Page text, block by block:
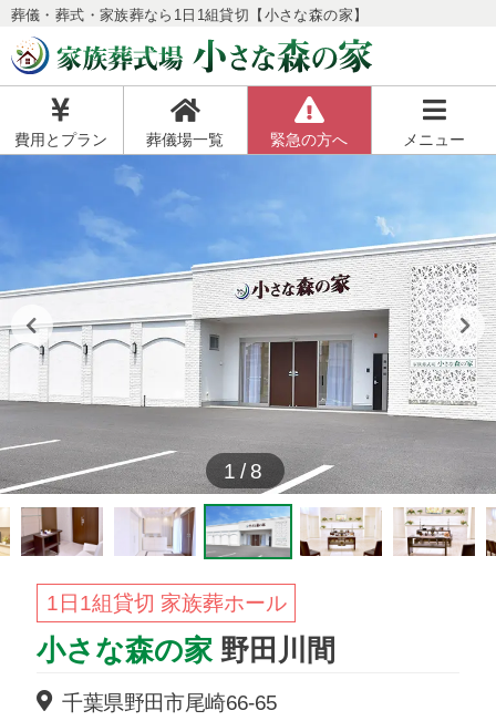
葬儀・葬式・家族葬なら1日1組貸切【小さな森の家】
費用とプラン 葬儀場一覧 緊急の方へ メニュー
1/8
1日1組貸切 家族葬ホール
小さな森の家野田川間
千葉県野田市尾崎66-65